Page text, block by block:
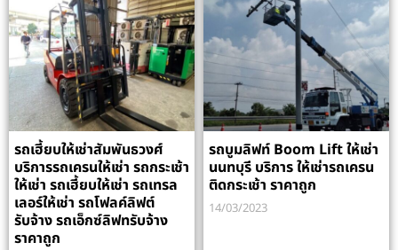
รถเฮี้ยบให้เช่าสัมพันธวงศ์
บริการรถเครนให้เช่า รถกระเช้า
ให้เช่า รถเฮี้ยบให้เช่า รถเทรล
เลอร์ให้เช่า รถโฟลค์ลิฟต์
รับจ้าง รถเอ็กซ์ลิฟทรับจ้าง
ราคาถูก
รถบูมลิฟท์ Boom Lift ให้เช่า
นนทบุรี บริการ ให้เช่ารถเครน
ติดกระเช้า ราคาถูก
14/03/2023